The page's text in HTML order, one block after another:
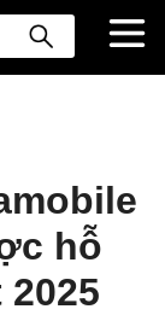
hỗ